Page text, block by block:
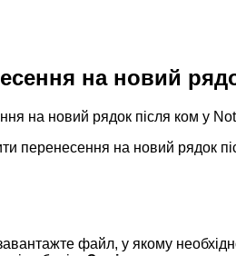
на новий
перенесення на новий рядок
файл, у якому